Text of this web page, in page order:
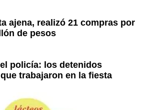
ajena, realizó 21 compras por
de pesos
policía: los detenidos
trabajaron en la fiesta